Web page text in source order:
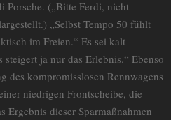
Porsche. („Bitte Ferdi, nicht
„Selbst Tempo 50 fühlt
im Freien.“ Es sei kalt
steigert ja nur das Erlebnis.“ Ebenso
des kompromisslosen Rennwagens
niedrigen Frontscheibe, die
Ergebnis dieser Sparmaßnahmen